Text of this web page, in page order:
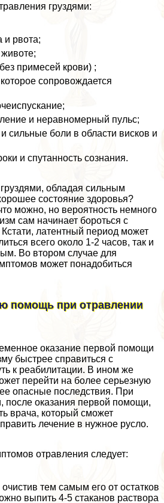
груздями:
и рвота;
примесей крови) ;
сопровождается
и неравномерный пульс;
сильные боли в области висков и
и спyтaнность сознания.
обладая сильным
состояние здоровья?
можно, но вероятность немного
сам начинает бороться с
латентный период может
всего около 1-2 часов, так и
Во втором случае для
может понадобиться
помощь при отравлении
оказание первой помощи
быстрее справиться с
к реабилитации. В ином же
перейти на более серьезную
опасные последствия. При
после оказания первой помощи,
врача, который сможет
лечение в нужное русло.
отравления следует:
тем самым его от остатков
выпить 4-5 стаканов раствора